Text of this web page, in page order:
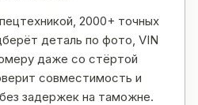
2000+ точных
деталь по фото, VIN
даже со стёртой
совместимость и
задержек на таможне.